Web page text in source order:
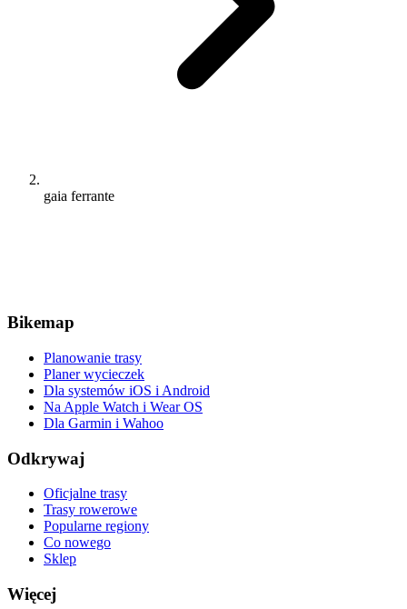
gaia ferrante
Bikemap
Planowanie trasy
Planer wycieczek
Dla systemów iOS i Android
Na Apple Watch i Wear OS
Dla Garmin i Wahoo
Odkrywaj
Oficjalne trasy
Trasy rowerowe
Popularne regiony
Co nowego
Sklep
Więcej